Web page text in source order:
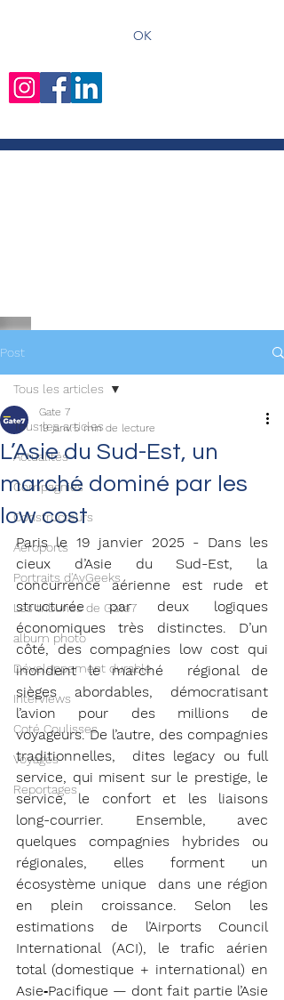
OK
Post
Tous les articles
Actualités
Compagnies
Constructeurs
Aéroports
Portraits d'AvGeeks
Les tribunes de Gate7
album photo
Développement durable
Interviews
Coté Coulisses
Voyages
Reportages
Tous les articles
L’Asie du Sud-Est, un
marché dominé par les
low cost
Gate 7
19 janv.5 min de lecture
Paris le 19 janvier 2025 - Dans les
cieux d’Asie du Sud-Est, la
concurrence aérienne est rude et
structurée par deux logiques
économiques très distinctes. D’un
côté, des compagnies low cost qui
inondent le marché  régional de
sièges abordables, démocratisant
l’avion pour des millions de
voyageurs. De l’autre, des compagnies
traditionnelles,  dites legacy ou full
service, qui misent sur le prestige, le
service, le confort et les liaisons
long-courrier. Ensemble, avec
quelques compagnies hybrides ou
régionales, elles forment un
écosystème unique  dans une région
en plein croissance. Selon les
estimations de l’Airports Council
International (ACI), le trafic aérien
total (domestique + international) en
Asie‑Pacifique — dont fait partie l’Asie